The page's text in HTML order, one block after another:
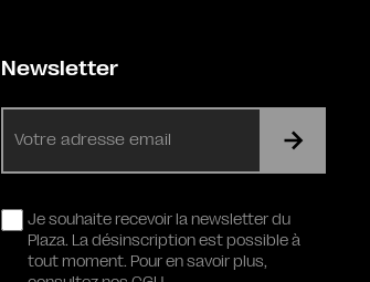
Newsletter
mail
RGPDJe souhaite recevoir la newsletter du
Plaza. La désinscription est possible à
tout moment. Pour en savoir plus,